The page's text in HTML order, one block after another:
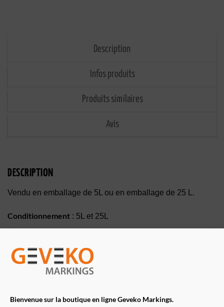
Bienvenue sur la boutique en ligne Geveko Markings.
Description
Infos produits
Produits similaires
Avis
DESCRIPTION
Vendu en emballage de 5L ou en emballage de 25 L.
Conditionnement : 5L et 25L
INFORMATIONS COMPLÉMENTAIRES
CONDITIONNEMENT 5 L, 25 L